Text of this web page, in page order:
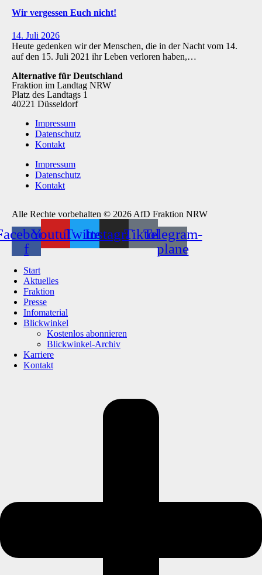
Wir vergessen Euch nicht!
14. Juli 2026
Heute gedenken wir der Menschen, die in der Nacht vom 14.
auf den 15. Juli 2021 ihr Leben verloren haben,…
Alternative für Deutschland
Fraktion im Landtag NRW
Platz des Landtags 1
40221 Düsseldorf
Impressum
Datenschutz
Kontakt
Impressum
Datenschutz
Kontakt
Alle Rechte vorbehalten © 2026 AfD Fraktion NRW
f
YoutubeTwitterInstagramTiktokTelegram-
plane
Start
Aktuelles
Fraktion
Presse
Infomaterial
Blickwinkel
Kostenlos abonnieren
Blickwinkel-Archiv
Karriere
Kontakt